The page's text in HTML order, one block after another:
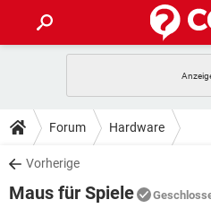
ANDROID
WINDOWS 10
WHATSAPP
TIPPS & TRICKS
SPIELE
DOWNLOADS
SPIELE
Forum Hardware
Vorherige
Maus für Spiele